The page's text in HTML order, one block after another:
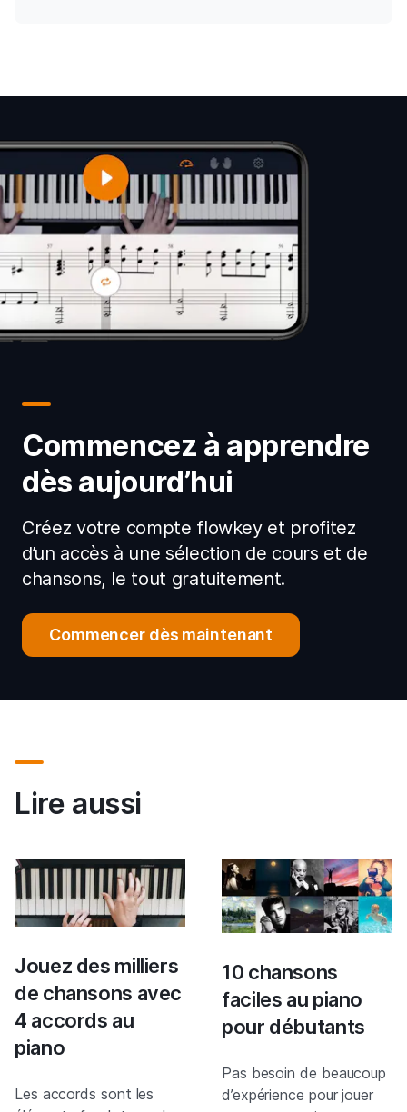
Commencez à apprendre
dès aujourd’hui
Créez votre compte flowkey et profitez
d’un accès à une sélection de cours et de
chansons, le tout gratuitement.
Commencer dès maintenant
Lire aussi
Jouez des milliers
de chansons avec
4 accords au
piano
Les accords sont les
10 chansons
faciles au piano
pour débutants
Pas besoin de beaucoup
d’expérience pour jouer